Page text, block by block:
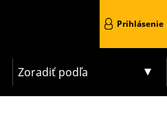
Zoradiť podľa
Prihlásenie